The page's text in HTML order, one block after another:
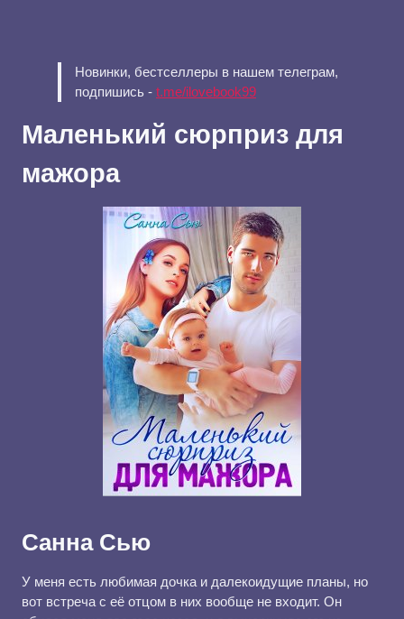
Новинки, бестселлеры в нашем телеграм,
подпишись - t.me/ilovebook99
Маленький сюрприз для
мажора
Санна Сью
У меня есть любимая дочка и далекоидущие планы, но
вот встреча с её отцом в них вообще не входит. Он